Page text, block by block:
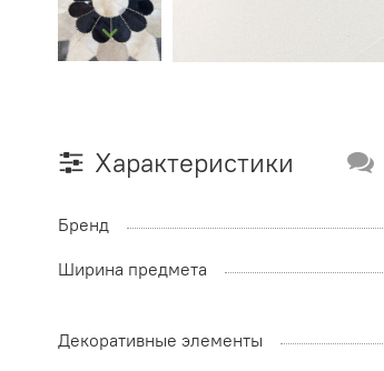
Характеристики
Бренд
Ширина предмета
Декоративные элементы